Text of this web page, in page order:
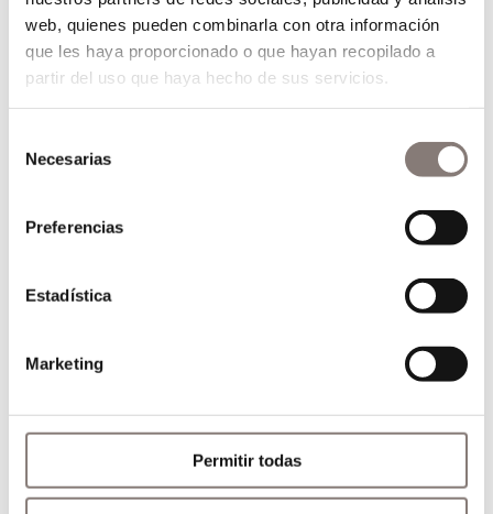
web, quienes pueden combinarla con otra información
que les haya proporcionado o que hayan recopilado a
partir del uso que haya hecho de sus servicios.
Necesarias
Preferencias
Estadística
Marketing
Permitir todas
Buscar
15 aniversario Enoteca Paco Pérez
Cena especial para III Festival Gastronómico CORPINAT
en Bodegas de Recaredo
La alta gastronomía y la amistad reúnen a seis grandes
chefs españoles en la celebración del décimo aniversario
K22: Un nuevo DO Penedès hecho a medida para el
estrellado Enoteca